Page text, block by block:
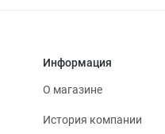
Информация
О магазине
История компании